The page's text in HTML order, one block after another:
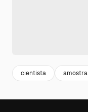
cientista amostra